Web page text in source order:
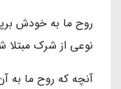
روح ما به خودش
نوعى از شرك مبتلا
آنچه كه روح ما به